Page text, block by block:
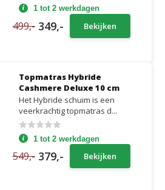
1 tot 2 werkdagen
499,- 349,- Bekijken
Topmatras Hybride
Cashmere Deluxe 10 cm
Het Hybride schuim is een
veerkrachtig topmatras d...
1 tot 2 werkdagen
549,- 379,- Bekijken